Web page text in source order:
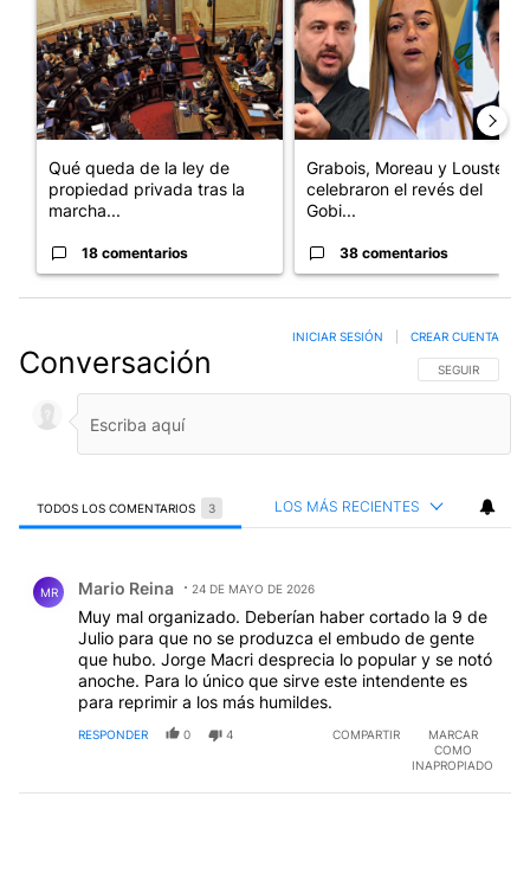
Qué queda de la ley de
propiedad privada tras la
marcha...
18 comentarios
Grabois, Moreau y Lousteau
celebraron el revés del
Gobi...
38 comentarios
Conversación SIGA ESTA
SEGUIR
INICIAR SESIÓN CREAR CUENTA
TODOS LOS COMENTARIOS 3 LOS MÁS RECIENTES
MR Mario Reina 24 DE MAYO DE 2026
Muy mal organizado. Deberían haber cortado la 9 de
Julio para que no se produzca el embudo de gente
que hubo. Jorge Macri desprecia lo popular y se notó
anoche. Para lo único que sirve este intendente es
para reprimir a los más humildes.
RESPONDER 0 4 COMPARTIR
MARCAR
COMO
INAPROPIADO